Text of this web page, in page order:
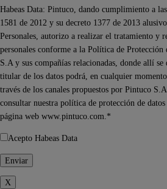
Habeas Data: Pintuco, dando cumplimiento a
1581 de 2012 y su decreto 1377 de 2013
Personales, autorizo a realizar el tratamiento y
personales conforme a la Política de Protección
S.A y sus compañías relacionadas, donde allí
titular de los datos podrá, en cualquier
través de los canales propuestos por Pintuco
consultar nuestra política de protección de datos
página web www.pintuco.com.*
Acepto Habeas Data
X